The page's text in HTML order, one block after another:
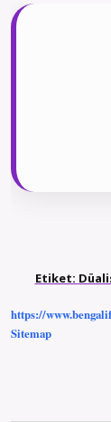
Etiket:
https://
Sitemap